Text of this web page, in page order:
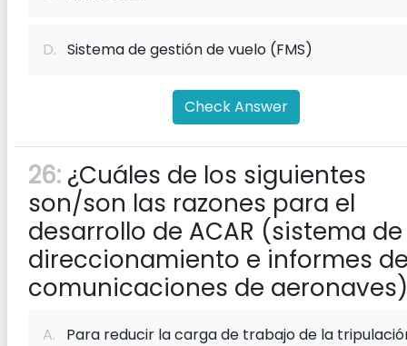
D. Sistema de gestión de vuelo (FMS)
Check Answer
26: ¿Cuáles de los siguientes
son/son las razones para el
desarrollo de ACAR (sistema de
direccionamiento e informes
comunicaciones de
A. Para reducir la carga de trabajo de la